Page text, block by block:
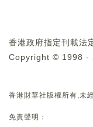
香港政府指定刊載法
Copyright © 1998 -
香港財華社版權所有,未
免責聲明：